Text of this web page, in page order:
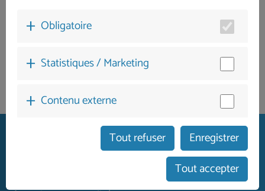
Obligatoire
Statistiques / Marketing
Contenu externe
Tout refuser
Enregistrer
Tout accepter